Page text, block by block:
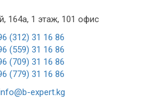
164а, 1 этаж, 101 офис
(312) 31 16 86
(559) 31 16 86
(709) 31 16 86
(779) 31 16 86
expert.kg